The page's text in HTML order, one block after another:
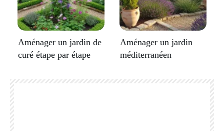
Aménager un jardin de
curé étape par étape
Aménager un jardin
méditerranéen